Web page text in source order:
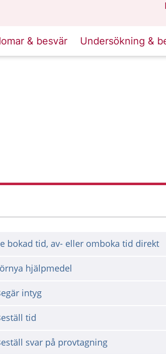
& besvär Undersökning &
bokad tid, av- eller omboka tid direkt
hjälpmedel
intyg
tid
svar på provtagning